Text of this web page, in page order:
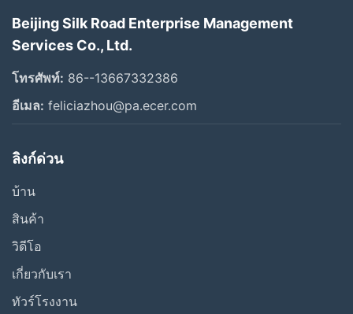
วิดีโออื่นๆ
Beijing Silk Road Enterprise Management
Services Co., Ltd.
โทรศัพท์: 86--13667332386
อีเมล: feliciazhou@pa.ecer.com
ลิงก์ด่วน
บ้าน
สินค้า
วิดีโอ
เกี่ยวกับเรา
ทัวร์โรงงาน